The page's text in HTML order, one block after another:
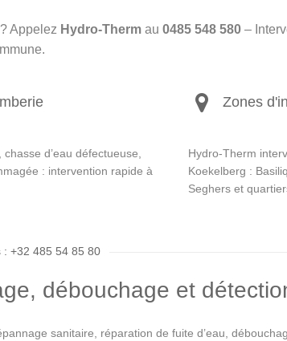
Appelez Hydro-Thermau 0485 548 580–
d’eau défectueuse,
: intervention rapide à
Zones
Hydro-Therm
Koekelberg :
Seghers et
: +32 485 54 85 80
débouchage et
sanitaire, réparation de fuite d’eau,